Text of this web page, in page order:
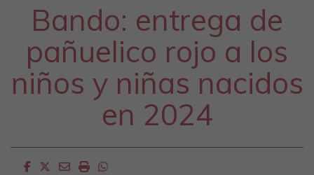
Bando: entrega de
pañuelico rojo a los
niños y niñas nacidos
en 2024
Facebook
Twitter
EmailImprimirWhatsapp